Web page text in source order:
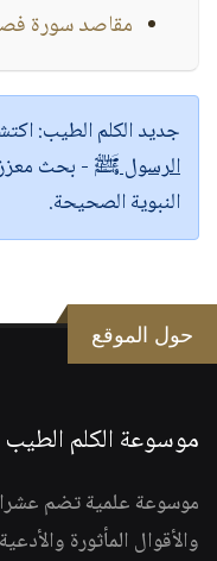
مقاصد سورة
جديد الكلم الطيب:
الرسول ﷺ - بحث معزز
النبوية الصحيحة.
حول الموقع
موسوعة الكلم الطيب
موسوعة علمية تضم
والأقوال المأثورة